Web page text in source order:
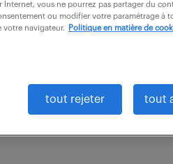
et Marketing, vous
charge de clients
vous ne pourrez pas partager du
ou modifier votre paramétrage à
votre navigateur.
Politique en matière de
tout rejeter tout